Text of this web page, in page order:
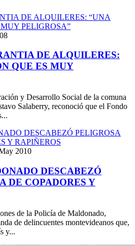
DE ALQUILERES:
QUE ES MUY
y Desarrollo Social de la comuna
Salaberry, reconoció que el Fondo
2010
DESCABEZÓ
DE COPADORES Y
de la Policía de Maldonado,
de delincuentes montevideanos que,
y...